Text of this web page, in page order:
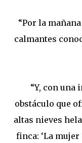
“Por la
calmantes
“Y, con una
obstáculo que
altas nieves
finca: ‘La